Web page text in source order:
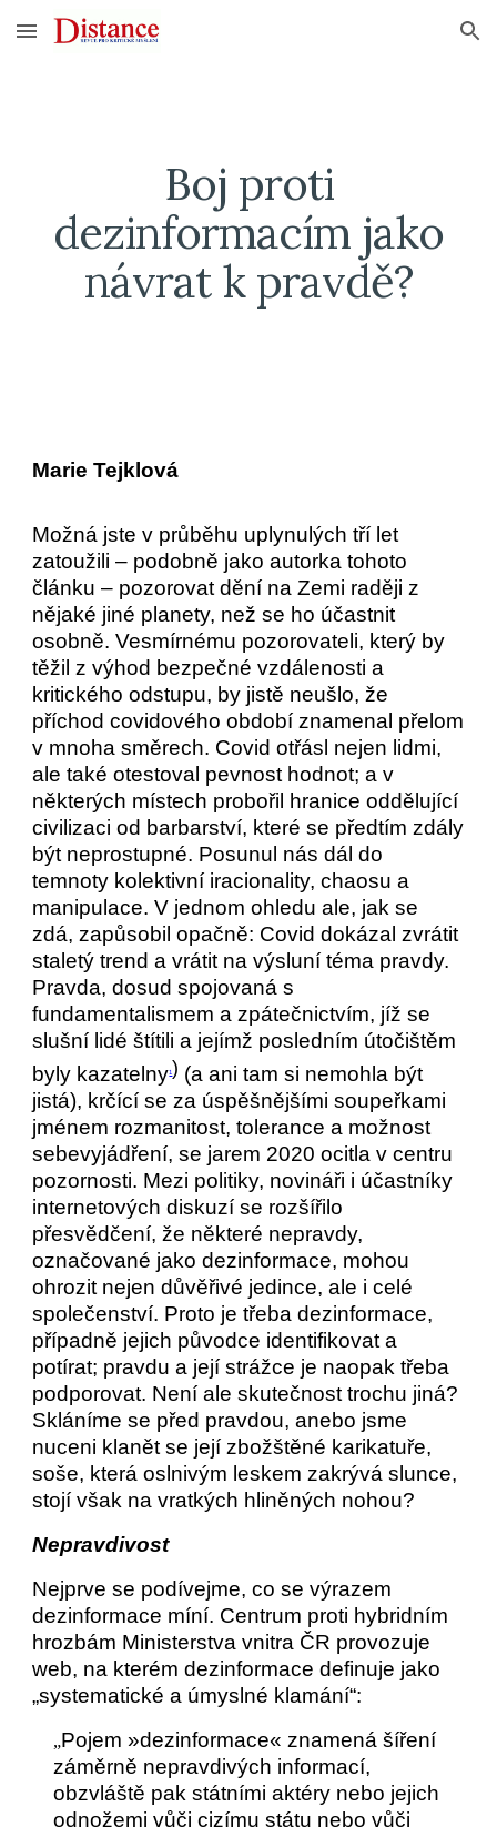
Skip to main content Skip to navigation
Boj proti
dezinformacím jako
návrat k pravdě?
Marie Tejklová
Možná jste v průběhu uplynulých tří let
zatoužili – podobně jako autorka tohoto
článku – pozorovat dění na Zemi raději z
nějaké jiné planety, než se ho účastnit
osobně. Vesmírnému pozorovateli, který by
těžil z výhod bezpečné vzdálenosti a
kritického odstupu, by jistě neušlo, že
příchod covidového období znamenal přelom
v mnoha směrech. Covid otřásl nejen lidmi,
ale také otestoval pevnost hodnot; a v
některých místech probořil hranice oddělující
civilizaci od barbarství, které se předtím zdály
být neprostupné. Posunul nás dál do
temnoty kolektivní iracionality, chaosu a
manipulace. V jednom ohledu ale, jak se
zdá, zapůsobil opačně: Covid dokázal zvrátit
staletý trend a vrátit na výsluní téma pravdy.
Pravda, dosud spojovaná s
fundamentalismem a zpátečnictvím, jíž se
slušní lidé štítili a jejímž posledním útočištěm
byly kazatelny1 ) (a ani tam si nemohla být
jistá), krčící se za úspěšnějšími soupeřkami
jménem rozmanitost, tolerance a možnost
sebevyjádření, se jarem 2020 ocitla v centru
pozornosti. Mezi politiky, novináři i účastníky
internetových diskuzí se rozšířilo
přesvědčení, že některé nepravdy,
označované jako dezinformace, mohou
ohrozit nejen důvěřivé jedince, ale i celé
společenství. Proto je třeba dezinformace,
případně jejich původce identifikovat a
potírat; pravdu a její strážce je naopak třeba
podporovat. Není ale skutečnost trochu jiná?
Skláníme se před pravdou, anebo jsme
nuceni klanět se její zbožštěné karikatuře,
soše, která oslnivým leskem zakrývá slunce,
stojí však na vratkých hliněných nohou?
Nepravdivost
Nejprve se podívejme, co se výrazem
dezinformace míní. Centrum proti hybridním
hrozbám Ministerstva vnitra ČR provozuje
web, na kterém dezinformace definuje jako
„systematické a úmyslné klamání“:
„Pojem »dezinformace« znamená šíření
záměrně nepravdivých informací,
obzvláště pak státními aktéry nebo jejich
odnožemi vůči cizímu státu nebo vůči